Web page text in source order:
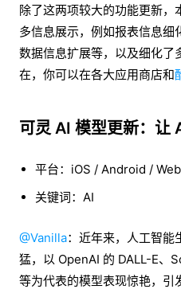
除了这两项较大的功能更新
多信息展示，例如报表信息
数据信息扩展等，以及细化了
在，你可以在各大应用商店和
可灵 AI 模型更新：让
平台：iOS / Android / Web
关键词：AI
@Vanilla：近年来，人工智能
猛，以 OpenAI 的 DALL-E、
等为代表的模型表现惊艳，引